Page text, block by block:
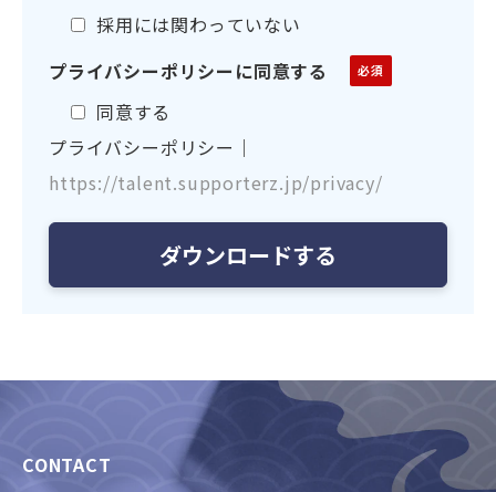
採用には関わっていない
プライバシーポリシーに同意する
同意する
プライバシーポリシー｜
https://talent.supporterz.jp/privacy/
CONTACT